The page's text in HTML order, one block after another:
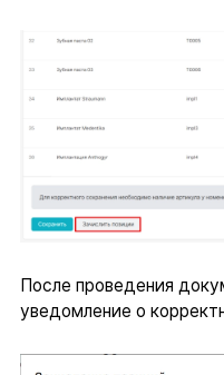
После проведения
уведомление о